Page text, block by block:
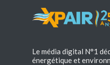
Le média digital N°1
énergétique et